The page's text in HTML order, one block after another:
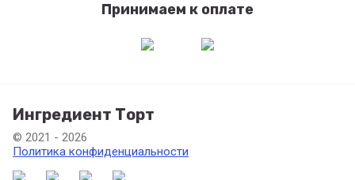
Принимаем к оплате
Ингредиент Торт
© 2021 - 2026
Политика конфиденциальности